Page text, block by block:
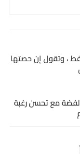
، وتقول إن حصتها
مع تحسن رغبة